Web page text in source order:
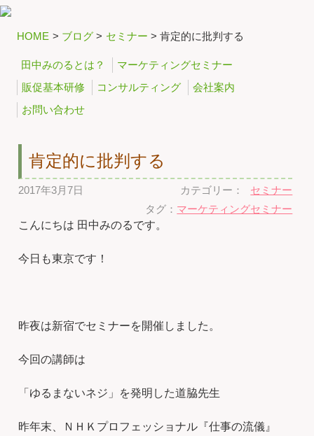
HOME > ブログ > セミナー > 肯定的に批判する
田中みのるとは？
マーケティングセミナー
販促基本研修
コンサルティング
会社案内
お問い合わせ
肯定的に批判する
2017年3月7日 カテゴリー：
セミナー
タグ： マーケティングセミナー
こんにちは 田中みのるです。
今日も東京です！
昨夜は新宿でセミナーを開催しました。
今回の講師は
「ゆるまないネジ」を発明した道脇先生
昨年末、ＮＨＫプロフェッショナル『仕事の流儀』